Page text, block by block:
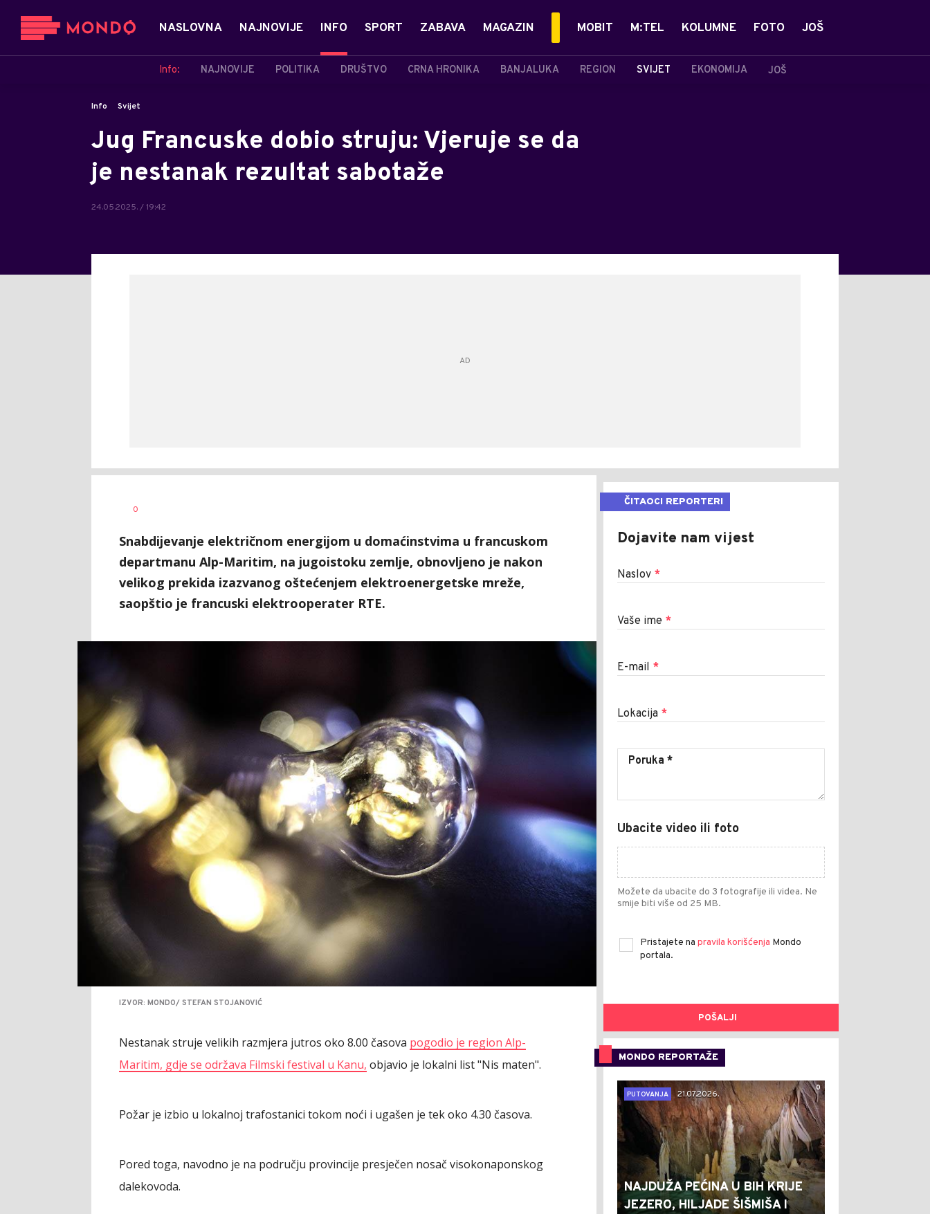
NASLOVNA NAJNOVIJE INFO
Info: NAJNOVIJE POLITIKA DRUŠTVO CRNA HRONIKA BANJALUKA REGION SVIJET EKONOMIJA JOŠ
SPORT ZABAVA MAGAZIN MOBIT M:TEL KOLUMNE FOTO JOŠ
Info Svijet
Jug Francuske dobio struju: Vjeruje se da
je nestanak rezultat sabotaže
24.05.2025. / 19:42
AUTOR
0
Snabdijevanje električnom energijom u domaćinstvima u francuskom
departmanu Alp-Maritim, na jugoistoku zemlje, obnovljeno je nakon
velikog prekida izazvanog oštećenjem elektroenergetske mreže,
saopštio je francuski elektrooperater RTE.
IZVOR: MONDO/ STEFAN STOJANOVIĆ
Nestanak struje velikih razmjera jutros oko 8.00 časova pogodio je region Alp-
Maritim, gdje se održava Filmski festival u Kanu, objavio je lokalni list "Nis maten".
Požar je izbio u lokalnoj trafostanici tokom noći i ugašen je tek oko 4.30 časova.
Pored toga, navodno je na području provincije presječen nosač visokonaponskog
dalekovoda.
ČITAOCI REPORTERI
Dojavite nam vijest
Naslov *
Vaše ime *
E-mail *
Lokacija *
Ubacite video ili foto
Možete da ubacite do 3 fotografije ili videa. Ne
smije biti više od 25 MB.
Pristajete na pravila korišćenja Mondo
portala.
POŠALJI
MONDO REPORTAŽE
0
PUTOVANJA
21.07.2026.
NAJDUŽA PEĆINA U BIH KRIJE
JEZERO, HILJADE ŠIŠMIŠA I